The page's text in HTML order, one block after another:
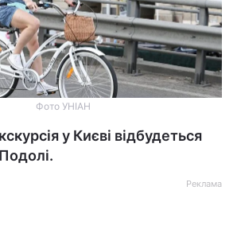
Фото УНІАН
у Києві відбудеться
Реклама